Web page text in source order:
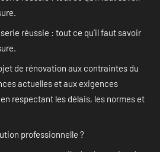
réussie : tout ce qu’il faut savoir
de rénovation aux contraintes du
actuelles et aux exigences
respectant les délais, les normes et
professionnelle ?